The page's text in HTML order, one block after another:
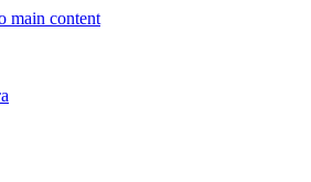
main content